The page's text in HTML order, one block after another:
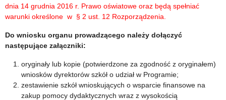
dnia 14 grudnia 2016 r. Prawo oświatowe oraz będą spełniać
warunki określone w § 2 ust. 12 Rozporządzenia.
Do wniosku organu prowadzącego należy dołączyć
następujące załączniki:
oryginały lub kopie (potwierdzone za zgodność z oryginałem)
wniosków dyrektorów szkół o udział w Programie;
zestawienie szkół wnioskujących o wsparcie finansowe na
zakup pomocy dydaktycznych wraz z wysokością